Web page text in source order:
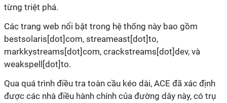
từng triệt phá.
Các trang web nổi bật trong hệ thống này bao gồm
bestsolaris[dot]com, streameast[dot]to,
markkystreams[dot]com, crackstreams[dot]dev, và
weakspell[dot]to.
Qua quá trình điều tra toàn cầu kéo dài, ACE đã xác định
được các nhà điều hành chính của đường dây này, có trụ